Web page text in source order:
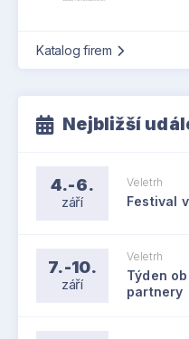
Katalog firem
Nejbližší
4.-6.
září
Veletrh
Festival
7.-10.
září
Veletrh
Týden
partnery